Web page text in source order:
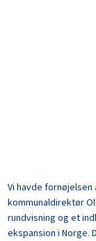
Vi havde
kommunaldirektør
rundvisning og et
ekspansion i Norge.